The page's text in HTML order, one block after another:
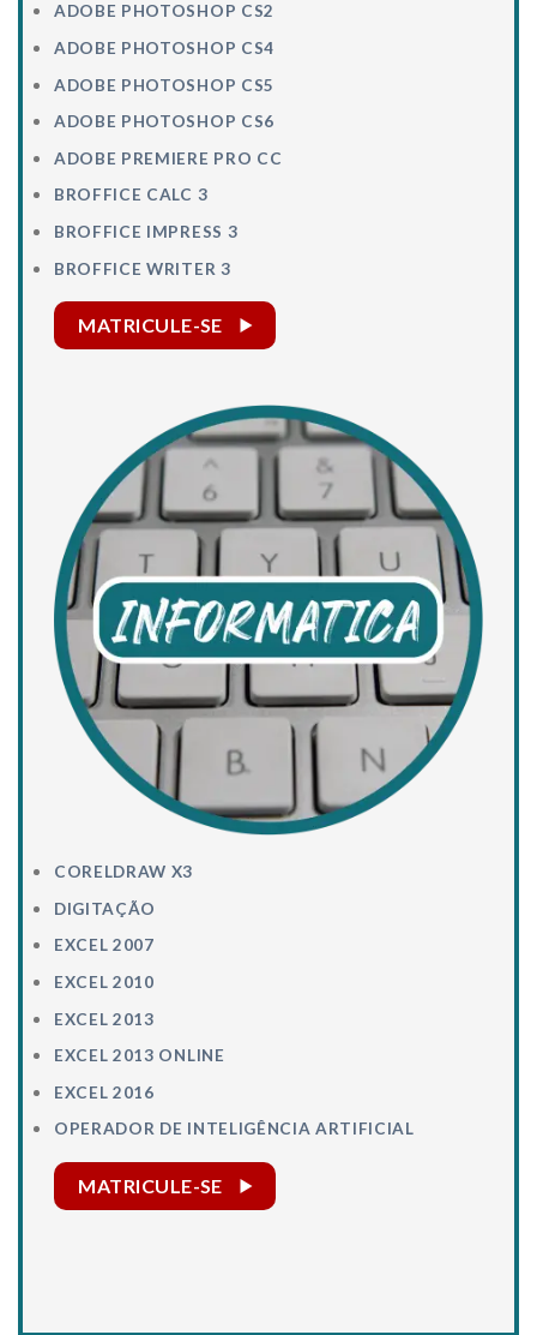
ADOBE PHOTOSHOP CS2
ADOBE PHOTOSHOP CS4
ADOBE PHOTOSHOP CS5
ADOBE PHOTOSHOP CS6
ADOBE PREMIERE PRO CC
BROFFICE CALC 3
BROFFICE IMPRESS 3
BROFFICE WRITER 3
MATRICULE-SE
CORELDRAW X3
DIGITAÇÃO
EXCEL 2007
EXCEL 2010
EXCEL 2013
EXCEL 2013 ONLINE
EXCEL 2016
OPERADOR DE INTELIGÊNCIA ARTIFICIAL
MATRICULE-SE